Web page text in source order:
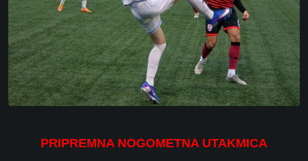
PRIPREMNA NOGOMETNA UTAKMICA